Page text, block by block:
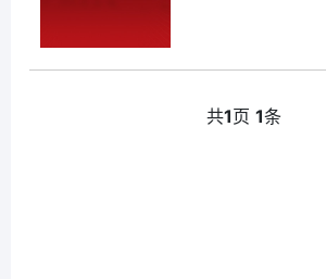
共1页 1条